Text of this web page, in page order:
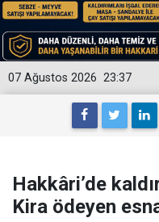
23:37
07 Ağustos 2026
Hakkâri’de
Kira ödeyen